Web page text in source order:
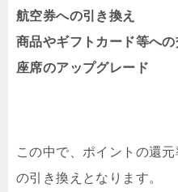
航空券への引き換え
商品やギフトカード等への
座席のアップグレード
この中で、ポイントの還
の引き換えとなります。